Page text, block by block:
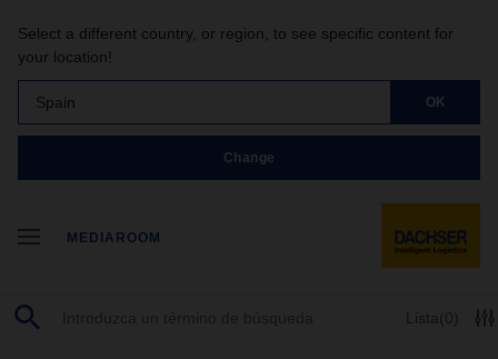
Select a different country, or region, to see specific content for
your location!
Spain OK
Change
MEDIAROOM
Lista (0)